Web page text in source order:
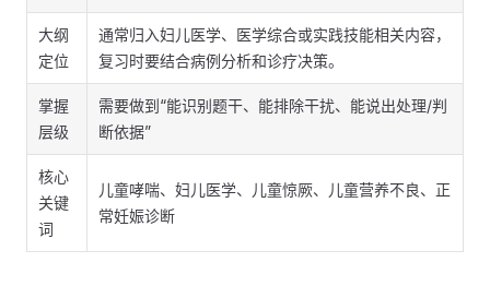
大纲
定位
通常归入妇儿医学、医学综合或实践技能相关内容，
复习时要结合病例分析和诊疗决策。
掌握
层级
需要做到“能识别题干、能排除干扰、能说出处理/判
断依据”
核心
关键
词
儿童哮喘、妇儿医学、儿童惊厥、儿童营养不良、正
常妊娠诊断